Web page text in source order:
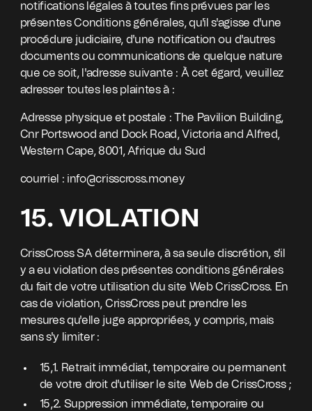
notifications légales à toutes fins prévues par les
présentes Conditions générales, qu'il s'agisse d'une
procédure judiciaire, d'une notification ou d'autres
documents ou communications de quelque nature
que ce soit, l'adresse suivante : À cet égard, veuillez
adresser toutes les plaintes à :
Adresse physique et postale : The Pavilion Building,
Cnr Portswood and Dock Road, Victoria and Alfred,
Western Cape, 8001, Afrique du Sud
courriel : info@crisscross.money
15. VIOLATION
CrissCross SA déterminera, à sa seule discrétion, s'il
y a eu violation des présentes conditions générales
du fait de votre utilisation du site Web CrissCross. En
cas de violation, CrissCross peut prendre les
mesures qu'elle juge appropriées, y compris, mais
sans s'y limiter :
15,1. Retrait immédiat, temporaire ou permanent
de votre droit d'utiliser le site Web de CrissCross ;
15,2. Suppression immédiate, temporaire ou